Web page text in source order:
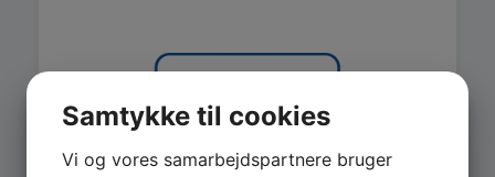
Samtykke til cookies
Vi og vores samarbejdspartnere bruger